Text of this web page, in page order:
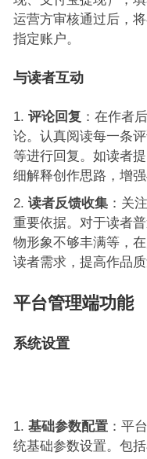
运营方审核通过后，
指定账户。
与读者互动
评论回复 ：在作者
论。认真阅读每一条
等进行回复。如读者
细解释创作思路，增
读者反馈收集：关
重要依据。对于读者
物形象不够丰满等，
读者需求，提高作品质
平台管理端功能
系统设置
基础参数配置：平
统基础参数设置。包